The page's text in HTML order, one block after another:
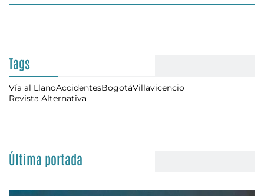
Tags
Vía al LlanoAccidentesBogotáVillavicencio
Revista Alternativa
Última portada